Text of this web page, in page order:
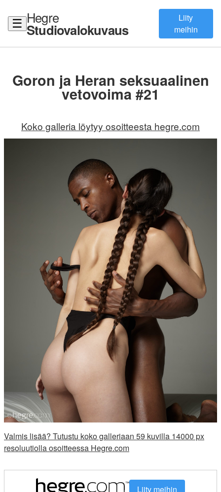
☰ Hegre
Studiovalokuvaus
Liity
meihin
Goron ja Heran seksuaalinen
vetovoima #21
Koko galleria löytyy osoitteesta hegre.com
Valmis lisää? Tutustu koko galleriaan 59 kuvilla 14000 px
resoluutiolla osoitteessa Hegre.com
Liity meihin